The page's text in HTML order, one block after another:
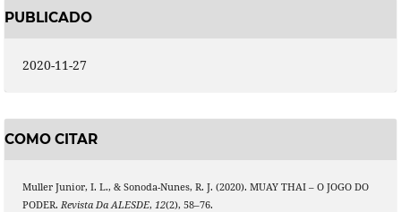
PUBLICADO
2020-11-27
COMO CITAR
Muller Junior, I. L., & Sonoda-Nunes, R. J. (2020). MUAY THAI – O JOGO DO
PODER. Revista Da ALESDE, 12(2), 58–76.